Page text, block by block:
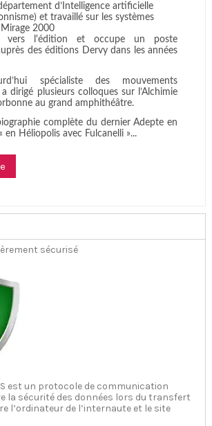
d’Intelligence artificielle
et travaillé sur les systèmes
2000
vers l'édition et occupe un poste
des éditions Dervy dans les années
spécialiste des mouvements
dirigé plusieurs colloques sur l’Alchimie
au grand amphithéâtre.
complète du dernier Adepte en
en Héliopolis avec Fulcanelli »...
sécurisé
est un protocole de communication
la sécurité des données lors du transfert
l’ordinateur de l’internaute et le site